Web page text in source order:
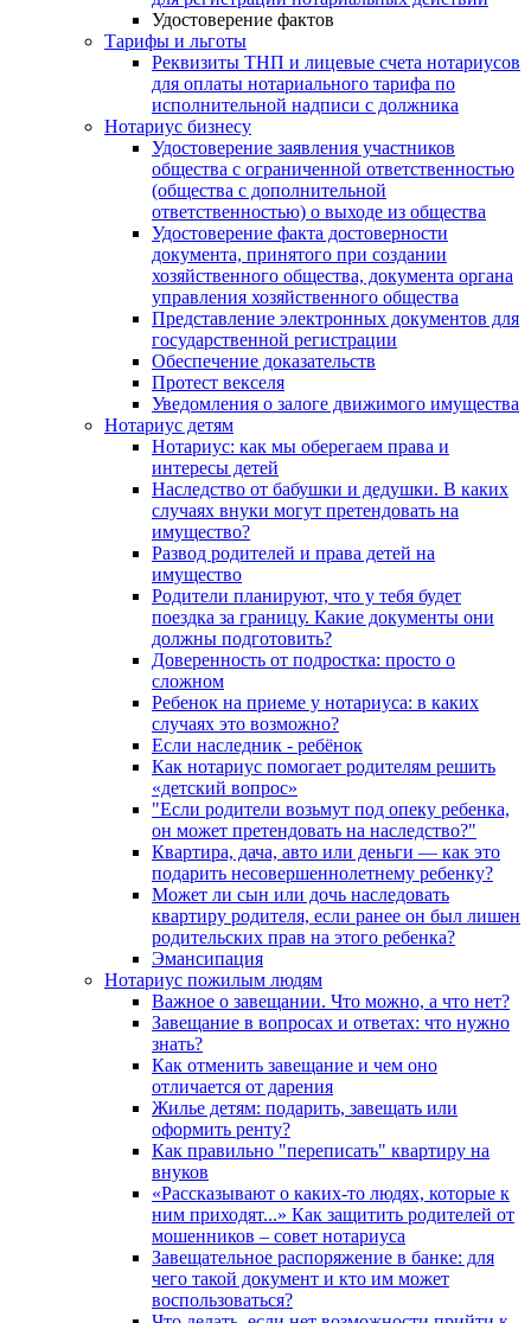
Удостоверение фактов
Тарифы и льготы
Реквизиты ТНП и лицевые счета нотариусов
для оплаты нотариального тарифа по
исполнительной надписи с должника
Нотариус бизнесу
Удостоверение заявления участников
общества с ограниченной ответственностью
(общества с дополнительной
ответственностью) о выходе из общества
Удостоверение факта достоверности
документа, принятого при создании
хозяйственного общества, документа органа
управления хозяйственного общества
Представление электронных документов для
государственной регистрации
Обеспечение доказательств
Протест векселя
Уведомления о залоге движимого имущества
Нотариус детям
Нотариус: как мы оберегаем права и
интересы детей
Наследство от бабушки и дедушки. В каких
случаях внуки могут претендовать на
имущество?
Развод родителей и права детей на
имущество
Родители планируют, что у тебя будет
поездка за границу. Какие документы они
должны подготовить?
Доверенность от подростка: просто о
сложном
Ребенок на приеме у нотариуса: в каких
случаях это возможно?
Если наследник - ребёнок
Как нотариус помогает родителям решить
«детский вопрос»
"Если родители возьмут под опеку ребенка,
он может претендовать на наследство?"
Квартира, дача, авто или деньги — как это
подарить несовершеннолетнему ребенку?
Может ли сын или дочь наследовать
квартиру родителя, если ранее он был лишен
родительских прав на этого ребенка?
Эмансипация
Нотариус пожилым людям
Важное о завещании. Что можно, а что нет?
Завещание в вопросах и ответах: что нужно
знать?
Как отменить завещание и чем оно
отличается от дарения
Жилье детям: подарить, завещать или
оформить ренту?
Как правильно "переписать" квартиру на
внуков
«Рассказывают о каких-то людях, которые к
ним приходят...» Как защитить родителей от
мошенников – совет нотариуса
Завещательное распоряжение в банке: для
чего такой документ и кто им может
воспользоваться?